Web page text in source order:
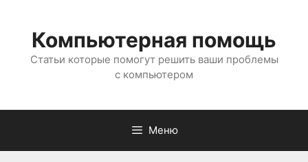
содержимому
Компьютерная помощь
Статьи которые помогут решить ваши проблемы
с компьютером
Меню